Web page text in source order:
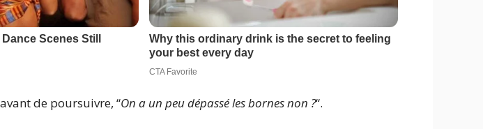
de poursuivre, “On a un peu dépassé les bornes non ?“.